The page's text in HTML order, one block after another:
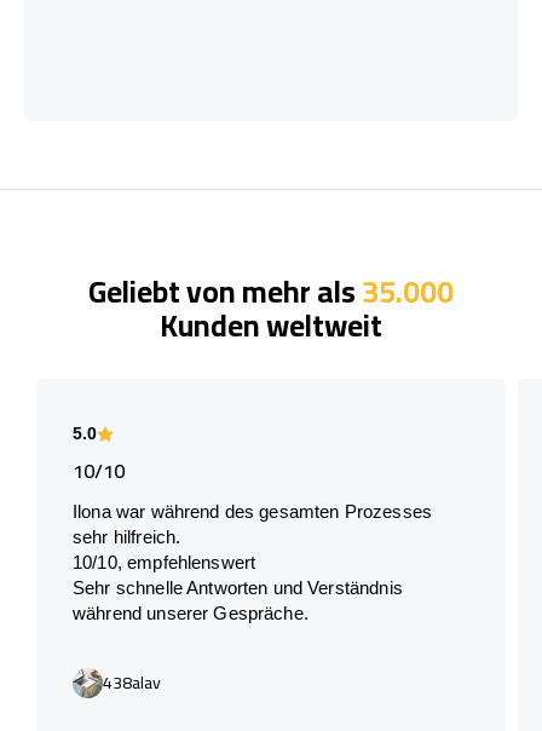
Geliebt von mehr als35.000
Kunden weltweit
5.0
10/10
Ilona war während des gesamten Prozesses
sehr hilfreich.
10/10, empfehlenswert
Sehr schnelle Antworten und Verständnis
während unserer Gespräche.
438alav